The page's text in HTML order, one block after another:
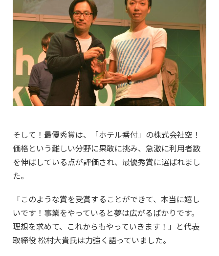
そして！最優秀賞は、「ホテル番付」の株式会社空！
価格という難しい分野に果敢に挑み、急激に利用者数
を伸ばしている点が評価され、最優秀賞に選ばれまし
た。
「このような賞を受賞することができて、本当に嬉し
いです！事業をやっていると夢は広がるばかりです。
理想を求めて、これからもやっていきます！」と代表
取締役 松村大貴氏は力強く語っていました。